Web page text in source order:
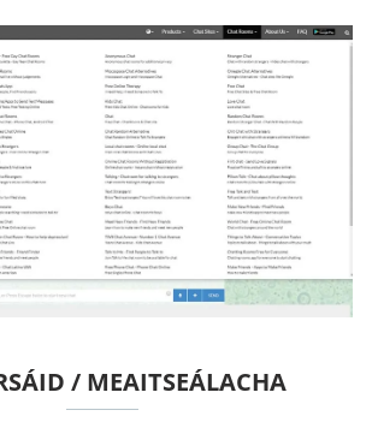
/ MEAITSEÁLACHA